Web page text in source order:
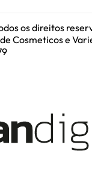
os direitos
Cosmeticos e